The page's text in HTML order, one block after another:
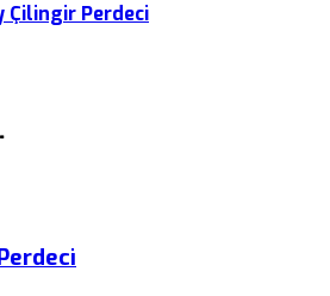
Çilingir Perdeci